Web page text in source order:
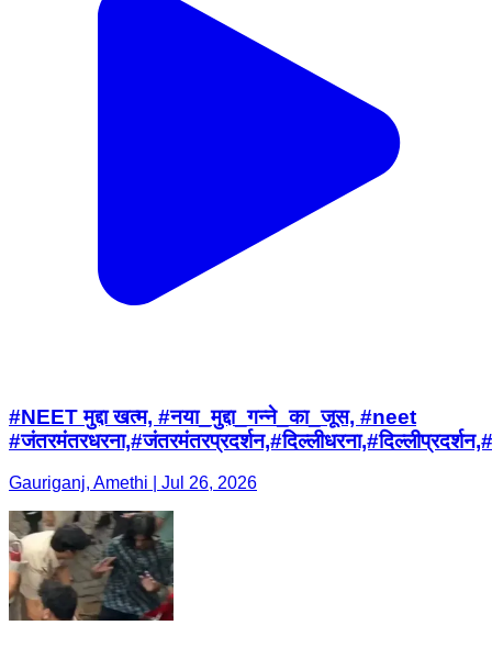
#NEET मुद्दा खत्म, #नया_मुद्दा_गन्ने_का_जूस, #neet
Gauriganj, Amethi | Jul 26, 2026